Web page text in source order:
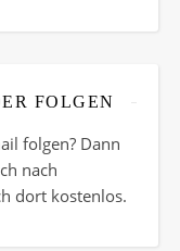
FOLGEN
folgen? Dann
nach
dort kostenlos.